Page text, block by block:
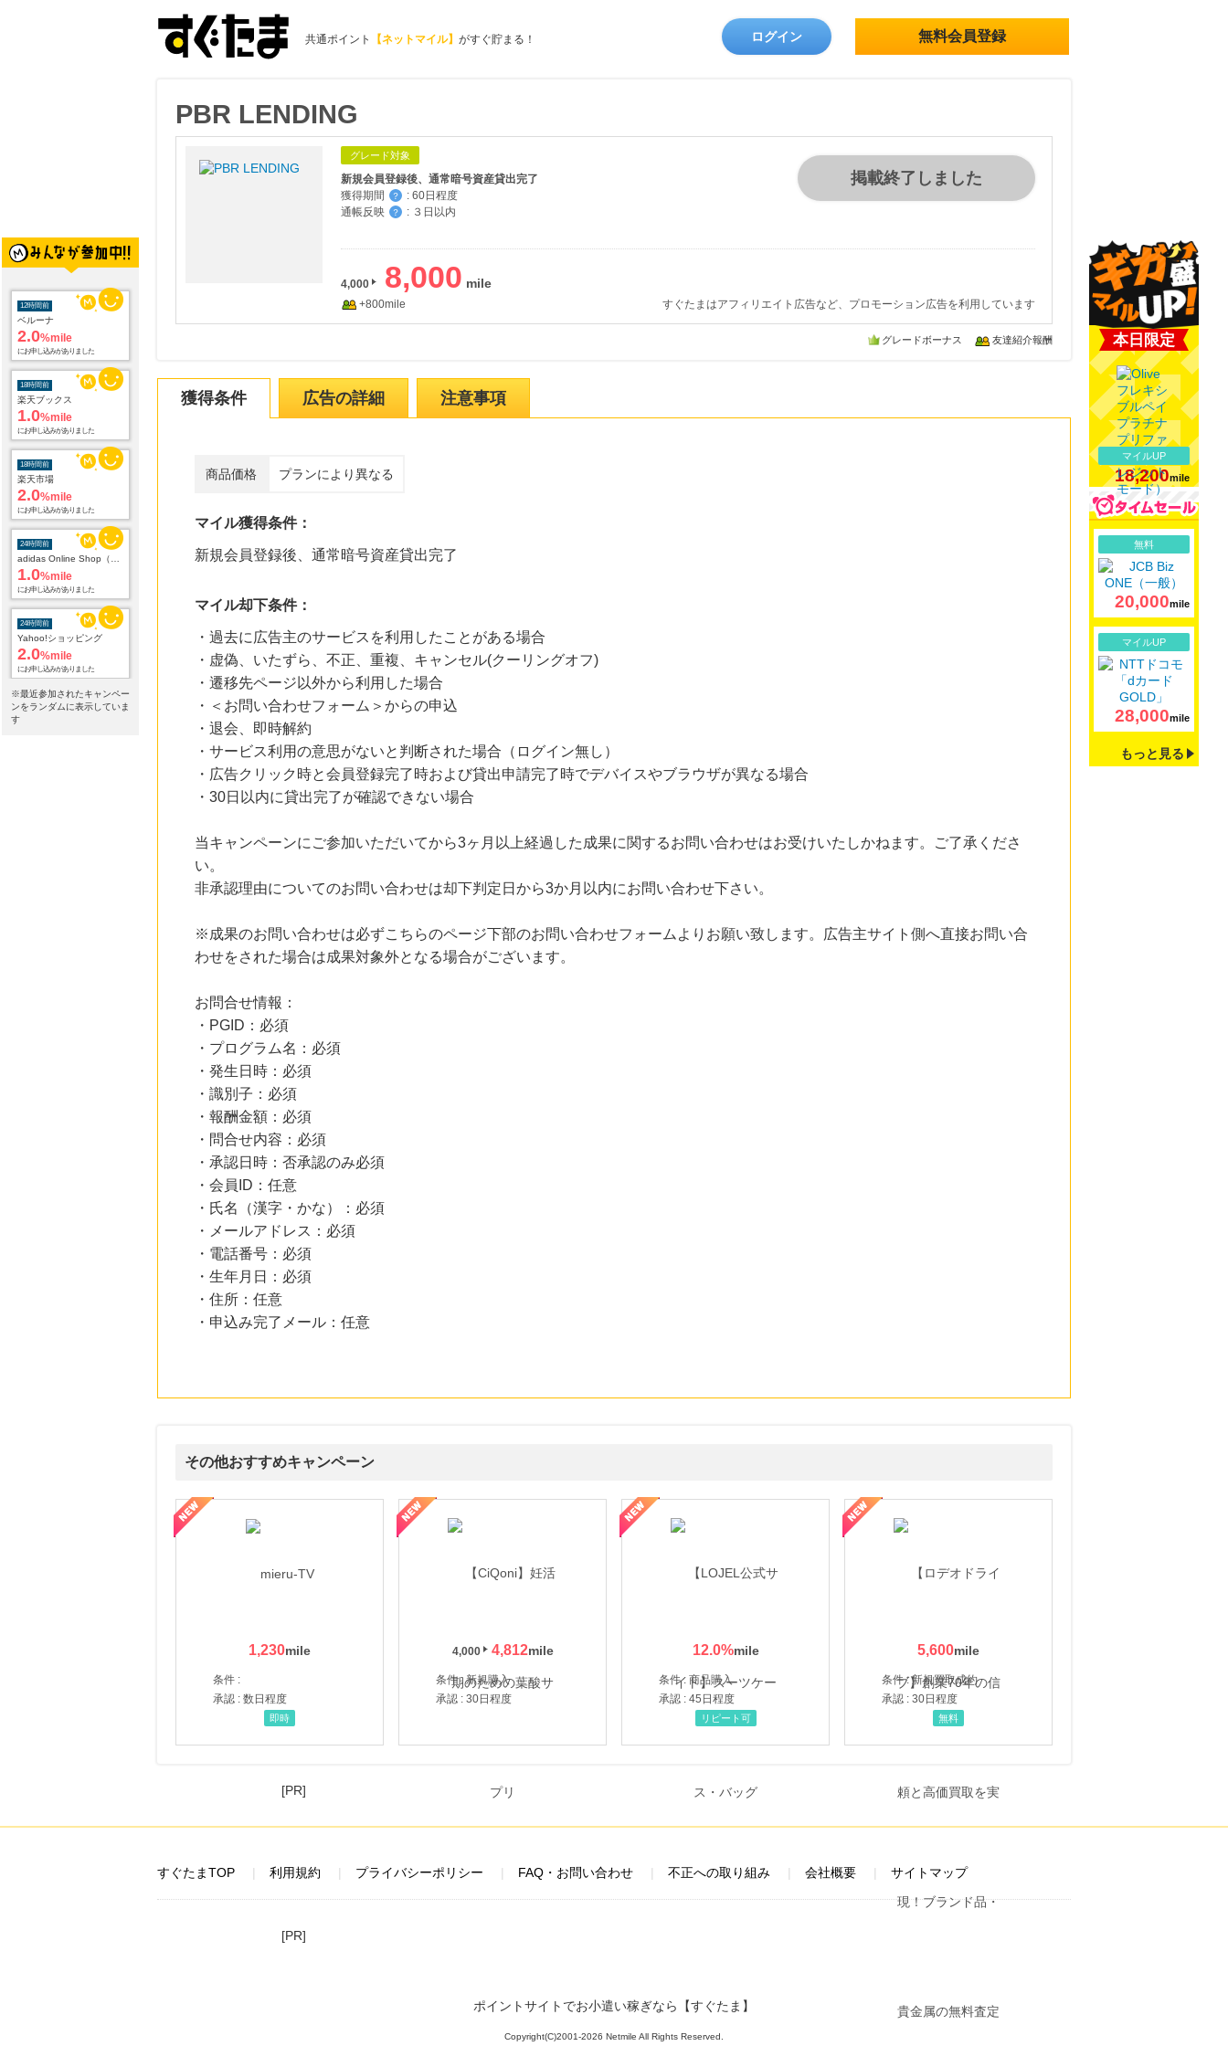
共通ポイント 【ネットマイル】 がすぐ貯まる！ ログイン 無料会員登録
12時間前
ベルーナ
2.0%mile
にお申し込みがありました
18時間前
楽天ブックス
1.0%mile
にお申し込みがありました
18時間前
楽天市場
2.0%mile
にお申し込みがありました
24時間前
1.0%mile
にお申し込みがありました
24時間前
Yahoo!ショッピング
2.0%mile
にお申し込みがありました
24時間前
DHCオンラインショップ
※最近参加されたキャンペー
ンをランダムに表示していま
す
PBR LENDING
グレード対象
新規会員登録後、通常暗号資産貸出完了
獲得期間
？ : 60日程度
通帳反映
？ : ３日以内
掲載終了しました
4,000 8,000
+800mile すぐたまはアフィリエイト広告など、プロモーション広告を利用しています
グレードボーナス 友達紹介報酬
獲得条件 広告の詳細 注意事項
商品価格 プランにより異なる
マイル獲得条件：
新規会員登録後、通常暗号資産貸出完了
マイル却下条件：
・過去に広告主のサービスを利用したことがある場合
・虚偽、いたずら、不正、重複、キャンセル(クーリングオフ)
・遷移先ページ以外から利用した場合
・＜お問い合わせフォーム＞からの申込
・退会、即時解約
・サービス利用の意思がないと判断された場合（ログイン無し）
・広告クリック時と会員登録完了時および貸出申請完了時でデバイスやブラウザが異なる場合
・30日以内に貸出完了が確認できない場合
当キャンペーンにご参加いただいてから3ヶ月以上経過した成果に関するお問い合わせはお受けいたしかねます。ご了承くださ
い。
非承認理由についてのお問い合わせは却下判定日から3か月以内にお問い合わせ下さい。
※成果のお問い合わせは必ずこちらのページ下部のお問い合わせフォームよりお願い致します。広告主サイト側へ直接お問い合
わせをされた場合は成果対象外となる場合がございます。
お問合せ情報：
・PGID：必須
・プログラム名：必須
・発生日時：必須
・識別子：必須
・報酬金額：必須
・問合せ内容：必須
・承認日時：否承認のみ必須
・会員ID：任意
・氏名（漢字・かな）：必須
・メールアドレス：必須
・電話番号：必須
・生年月日：必須
・住所：任意
・申込み完了メール：任意
その他おすすめキャンペーン
1,230
条件 :
承認 : 数日程度
即時
4,000 4,812
条件 : 新規購入
承認 : 30日程度
12.0%
条件 : 商品購入
承認 : 45日程度
【LOJEL公式サイト】スーツケース・バッグ
リピート可
5,600
条件 : 新規買取成約
承認 : 30日程度
【ロデオドライブ】創業70年の信頼と高価買取を実現！ブランド品・貴金属の無料査定
無料
本日限定
マイルUP
18,200mile
無料
20,000mile
マイルUP
28,000mile
もっと見る
[PR]
すぐたまTOP 利用規約 プライバシーポリシー FAQ・お問い合わせ 不正への取り組み 会社概要 サイトマップ
[PR]
ポイントサイトでお小遣い稼ぎなら【すぐたま】
Copyright(C)2001-2026 Netmile All Rights Reserved.